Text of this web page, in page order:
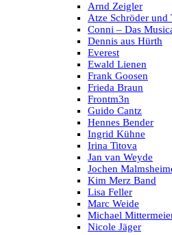
Arnd Zeigler
Atze Schröder und
Conni – Das
Dennis aus Hürth
Everest
Ewald Lienen
Frank Goosen
Frieda Braun
Frontm3n
Guido Cantz
Hennes Bender
Ingrid Kühne
Irina Titova
Jan van Weyde
Jochen
Kim Merz Band
Lisa Feller
Marc Weide
Michael
Nicole Jäger